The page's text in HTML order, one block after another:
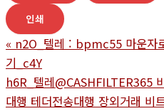
인쇄
« n2O_텔레 : bpmc55 마운자
기_c4Y
h6R_텔레@CASHFILTER365
대행 테더전송대행 장외거래 비